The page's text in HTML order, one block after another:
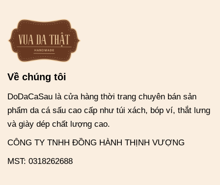
Về chúng tôi
DoDaCaSau là cửa hàng thời trang chuyên bán sản
phẩm da cá sấu cao cấp như túi xách, bóp ví, thắt lưng
và giày dép chất lượng cao.
CÔNG TY TNHH ĐỒNG HÀNH THỊNH VƯỢNG
MST: 0318262688